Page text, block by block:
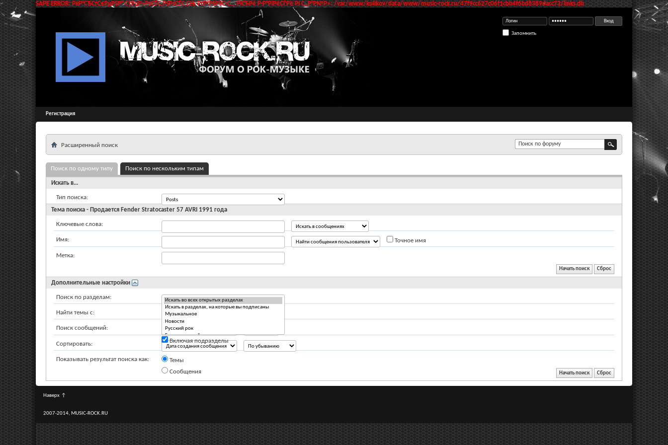
SAPE ERROR: РќР°СЂСѓС€РµРЅР° С†РµР»РѕСЃС‚РЅРѕСЃС‚СЊ РґР°РЅРЅС‹С… РїСЂРё Р·Р°РїРёСЃРё РІ С„Р°Р№Р»: /var/www/kulikov/data/www/music-rock.ru/47f9cc627c06f1cbb4f6bd8389dacc73/links.db
Запомнить
Регистрация
Расширенный поиск
Поиск по одному типу Поиск по нескольким типам
Искать в...
Тип поиска:
Тема поиска - Продается Fender Stratocaster 57 AVRI 1991 года
Ключевые слова:
Имя: Точное имя
Метка:
Дополнительные настройки
Поиск по разделам:
Включая подразделы
Найти темы с:
Поиск сообщений:
Сортировать:
Показывать результат поиска как:
Темы
Сообщения
Наверх ↑
2007-2014, MUSIC-ROCK.RU